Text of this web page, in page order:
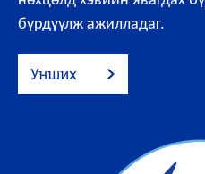
бүрдүүлж ажилладаг.
Унших